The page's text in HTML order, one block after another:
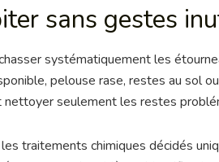
sans gestes
systématiquement les
pelouse rase, restes au sol
nettoyer seulement les restes
traitements chimiques décidés